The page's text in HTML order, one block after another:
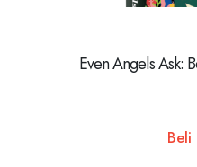
Even Angels Ask:
Beli